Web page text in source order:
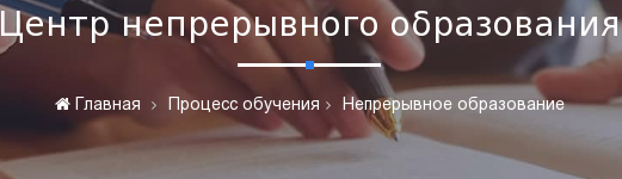
Центр непрерывного образования
Главная Процесс обучения Непрерывное образование